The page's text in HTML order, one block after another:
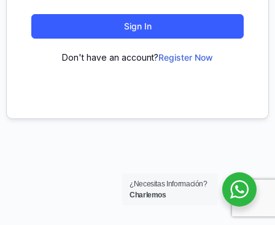
Sign In
Don't have an account?Register Now
¿Necesitas Información?
Charlemos